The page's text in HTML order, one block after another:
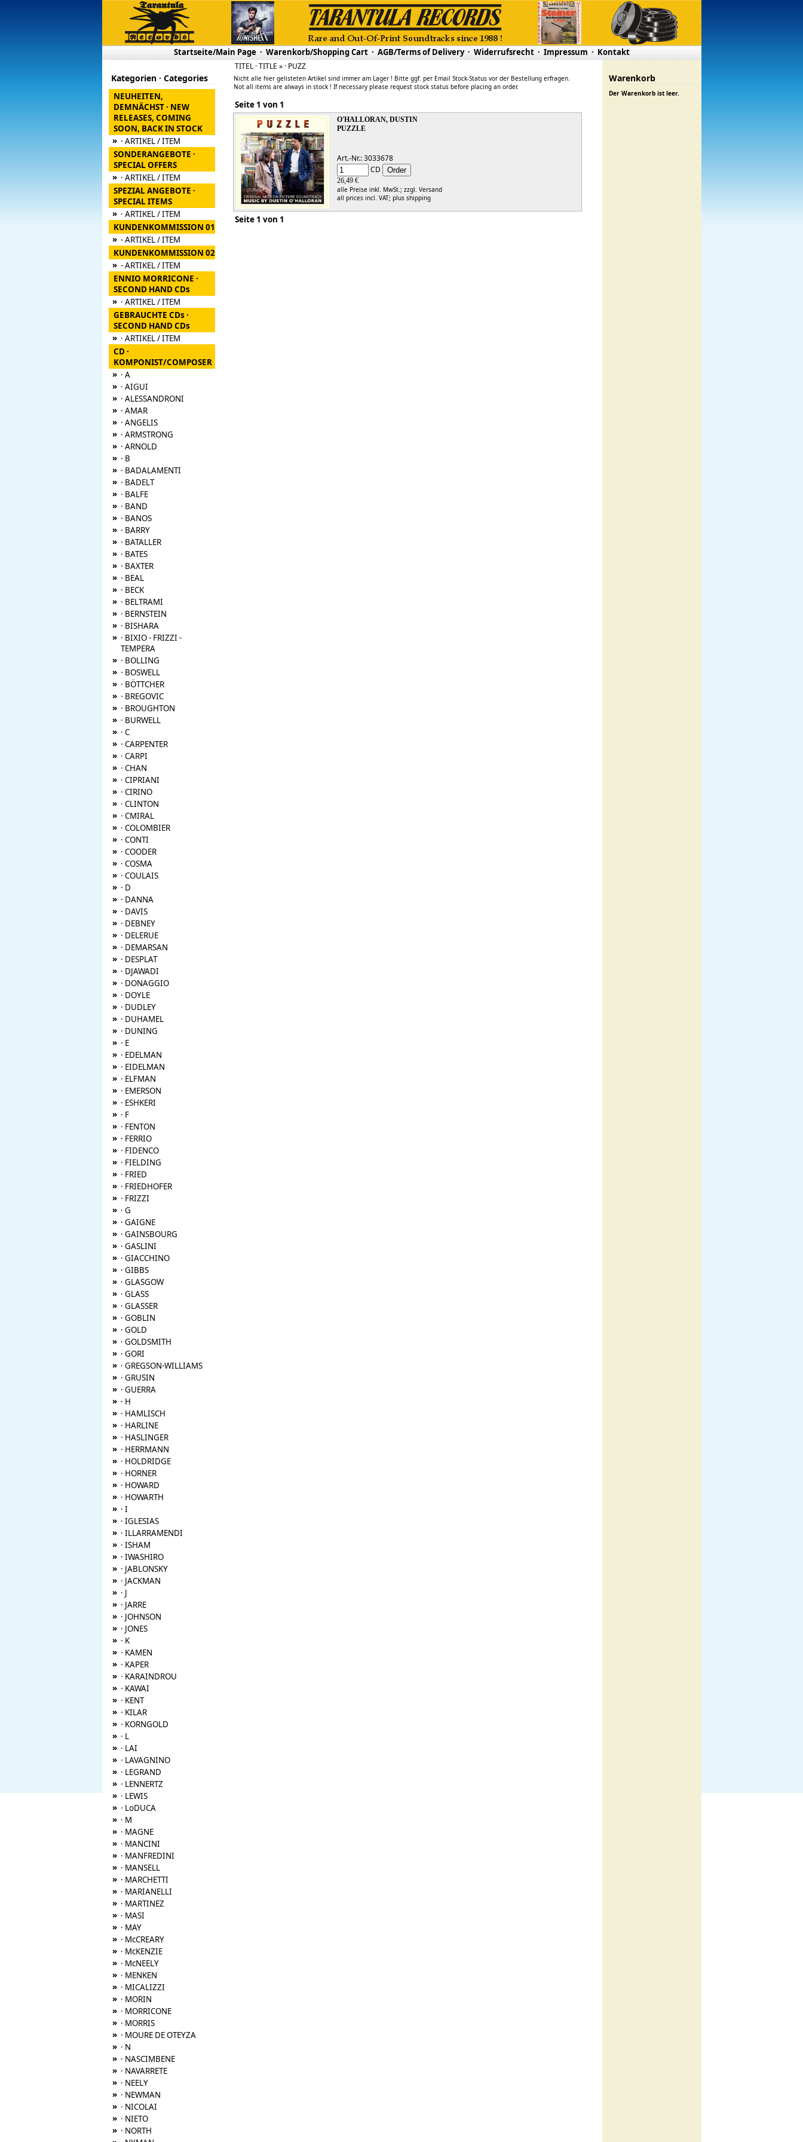
Startseite/Main Page· Warenkorb/Shopping Cart· AGB/Terms of Delivery· Widerrufsrecht· Impressum · Kontakt
Kategorien · Categories
NEUHEITEN,
DEMNÄCHST · NEW
RELEASES, COMING
SOON, BACK IN STOCK
» · ARTIKEL / ITEM
SONDERANGEBOTE ·
SPECIAL OFFERS
» · ARTIKEL / ITEM
SPEZIAL ANGEBOTE ·
SPECIAL ITEMS
» · ARTIKEL / ITEM
KUNDENKOMMISSION 01
» - ARTIKEL / ITEM
KUNDENKOMMISSION 02
» - ARTIKEL / ITEM
ENNIO MORRICONE ·
SECOND HAND CDs
» · ARTIKEL / ITEM
GEBRAUCHTE CDs ·
SECOND HAND CDs
» · ARTIKEL / ITEM
CD ·
KOMPONIST/COMPOSER
» · A
» · AIGUI
» · ALESSANDRONI
» · AMAR
» · ANGELIS
» · ARMSTRONG
» · ARNOLD
» · B
» · BADALAMENTI
» · BADELT
» · BALFE
» · BAND
» · BANOS
» · BARRY
» · BATALLER
» · BATES
» · BAXTER
» · BEAL
» · BECK
» · BELTRAMI
» · BERNSTEIN
» · BISHARA
» · BIXIO - FRIZZI -
TEMPERA
» · BOLLING
» · BOSWELL
» · BÖTTCHER
» · BREGOVIC
» · BROUGHTON
» · BURWELL
» · C
» · CARPENTER
» · CARPI
» · CHAN
» · CIPRIANI
» · CIRINO
» · CLINTON
» · CMIRAL
» · COLOMBIER
» · CONTI
» · COODER
» · COSMA
» · COULAIS
» · D
» · DANNA
» · DAVIS
» · DEBNEY
» · DELERUE
» · DEMARSAN
» · DESPLAT
» · DJAWADI
» · DONAGGIO
» · DOYLE
» · DUDLEY
» · DUHAMEL
» · DUNING
» · E
» · EDELMAN
» · EIDELMAN
» · ELFMAN
» · EMERSON
» · ESHKERI
» · F
» · FENTON
» · FERRIO
» · FIDENCO
» · FIELDING
» · FRIED
» · FRIEDHOFER
» · FRIZZI
» · G
» · GAIGNE
» · GAINSBOURG
» · GASLINI
» · GIACCHINO
» · GIBBS
» · GLASGOW
» · GLASS
» · GLASSER
» · GOBLIN
» · GOLD
» · GOLDSMITH
» · GORI
» · GREGSON-WILLIAMS
» · GRUSIN
» · GUERRA
» · H
» · HAMLISCH
» · HARLINE
» · HASLINGER
» · HERRMANN
» · HOLDRIDGE
» · HORNER
» · HOWARD
» · HOWARTH
» · I
» · IGLESIAS
» · ILLARRAMENDI
» · ISHAM
» · IWASHIRO
» · JABLONSKY
» · JACKMAN
» · J
» · JARRE
» · JOHNSON
» · JONES
» · K
» · KAMEN
» · KAPER
» · KARAINDROU
» · KAWAI
» · KENT
» · KILAR
» · KORNGOLD
» · L
» · LAI
» · LAVAGNINO
» · LEGRAND
» · LENNERTZ
» · LEWIS
» · LoDUCA
» · M
» · MAGNE
» · MANCINI
» · MANFREDINI
» · MANSELL
» · MARCHETTI
» · MARIANELLI
» · MARTINEZ
» · MASI
» · MAY
» · McCREARY
» · McKENZIE
» · McNEELY
» · MENKEN
» · MICALIZZI
» · MORIN
» · MORRICONE
» · MORRIS
» · MOURE DE OTEYZA
» · N
» · NASCIMBENE
» · NAVARRETE
» · NEELY
» · NEWMAN
» · NICOLAI
» · NIETO
» · NORTH
TITEL · TITLE » · PUZZ
Nicht alle hier gelisteten Artikel sind immer am Lager ! Bitte ggf. per Email Stock-Status vor der Bestellung erfragen.
Not all items are always in stock ! If necessary please request stock status before placing an order.
Seite 1 von 1
O'HALLORAN, DUSTIN
PUZZLE
Art.-Nr.: 3033678
CD
26,49 €
alle Preise inkl. MwSt.; zzgl. Versand
all prices incl. VAT; plus shipping
Seite 1 von 1
Warenkorb
Der Warenkorb ist leer.